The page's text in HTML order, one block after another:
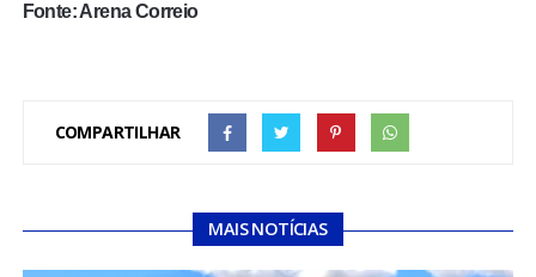
Fonte: Arena Correio
COMPARTILHAR
MAIS NOTÍCIAS